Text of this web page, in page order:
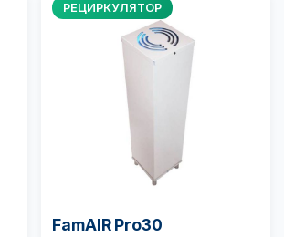
РЕЦИРКУЛЯТОР
FamAIR Pro30